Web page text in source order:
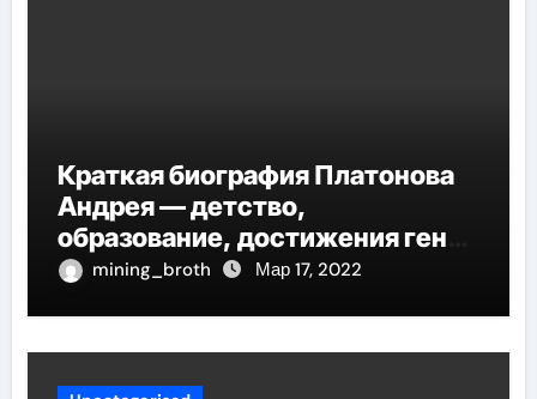
Краткая биография Платонова
Андрея — детство,
образование, достижения гения
русской литературы
mining_broth Мар 17, 2022